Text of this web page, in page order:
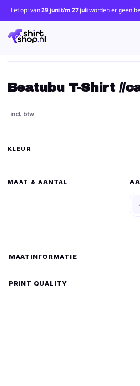
Let op: van29 juni t/m 27 juliworden er geen
Beatubu T-Shirt //
MAAT
MAATINFORMATIE
PRINT QUALITY